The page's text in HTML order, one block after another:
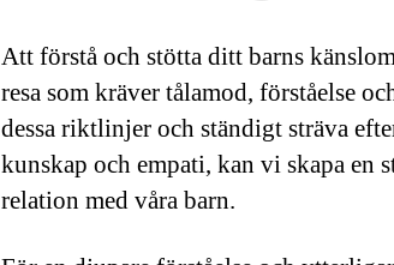
Att förstå och stötta ditt barns
resa som kräver tålamod, förståelse
dessa riktlinjer och ständigt sträva
kunskap och empati, kan vi skapa en
relation med våra barn.